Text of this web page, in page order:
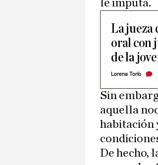
le imputa.
La jueza
oral con
de la
Lorena Torío
Sin
aquella
habitación
De hecho,